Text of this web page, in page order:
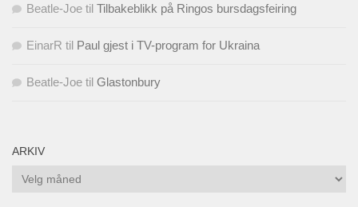
Beatle-Joe til Tilbakeblikk på Ringos bursdagsfeiring
EinarR til Paul gjest i TV-program for Ukraina
Beatle-Joe til Glastonbury
ARKIV
Arkiv